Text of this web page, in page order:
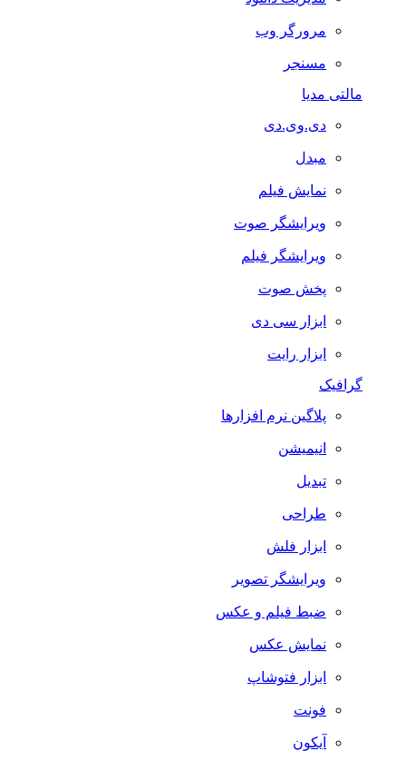
مرورگر وب
مسنجر
مالتی مدیا
دی.وی.دی
مبدل
نمایش فیلم
ویرایشگر صوت
ویرایشگر فیلم
پخش صوت
ابزار سی دی
ابزار رایت
گرافیک
پلاگین نرم افزارها
انیمیشن
تبدیل
طراحی
ابزار فلش
ویرایشگر تصویر
ضبط فيلم و عكس
نمایش عکس
ابزار فتوشاپ
فونت
آیکون